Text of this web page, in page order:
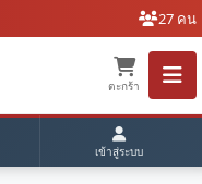
27 คน
ตะกร้า
เข้าสู่ระบบ